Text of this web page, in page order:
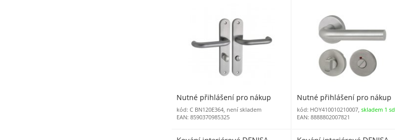
Nutné přihlášení pro nákup
kód: C BN120E364, není skladem
EAN: 8590370985325
Nutné přihlášení pro nákup
kód: HOY410010210007, skladem 1 sd
EAN: 8888802007821